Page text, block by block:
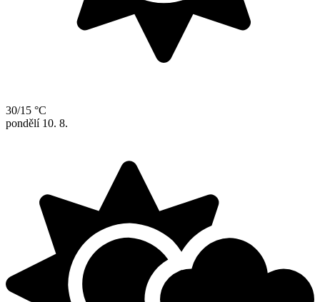
30/15 °C
pondělí 10. 8.